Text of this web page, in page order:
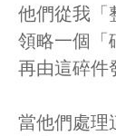
他們從我「
領略一個「
再由這碎件
當他們處理